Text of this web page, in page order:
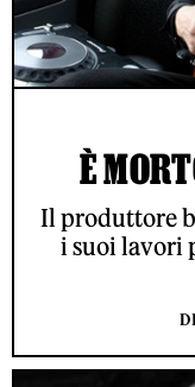
È
Il produttore
i suoi lavori